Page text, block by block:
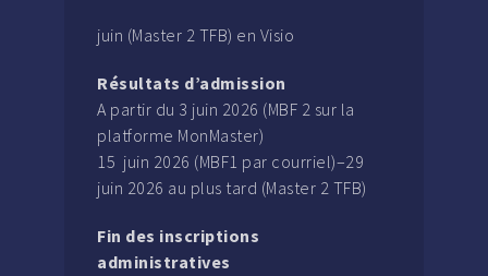
juin (Master 2 TFB) en Visio
Résultats d’admission
A partir du 3 juin 2026 (MBF 2 sur la
platforme MonMaster)
15 juin 2026 (MBF1 par courriel)–29
juin 2026 au plus tard (Master 2 TFB)
Fin des inscriptions
administratives